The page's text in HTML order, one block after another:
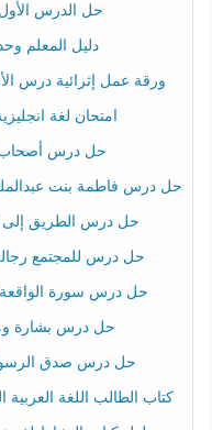
حل الدرس
دليل المعلم
ورقة عمل إثرائية درس
امتحان لغة
حل درس أصحاب
حل درس فاطمة بنت
حل درس الطريق إلى
حل درس للمجتمع
حل درس سورة الواقعة 57-74 تربية اسلامية الصف
حل درس بشارة
حل درس صدق الرسول سورة يس
كتاب الطالب اللغة العربية